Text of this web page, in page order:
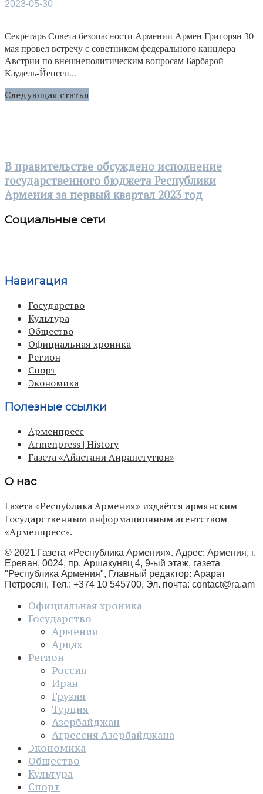
2023-05-30
Секретарь Совета безопасности Армении Армен Григорян 30
мая провел встречу с советником федерального канцлера
Австрии по внешнеполитическим вопросам Барбарой
Каудель-Йенсен...
Следующая статья
В правительстве обсуждено исполнение
государственного бюджета Республики
Армения за первый квартал 2023 год
Социальные сети
Навигация
Государство
Культура
Общество
Официальная хроника
Регион
Спорт
Экономика
Полезные ссылки
Арменпресс
Armenpress | History
Газета «Айастани Анрапетутюн»
О нас
Газета «Республика Армения» издаётся армянским
Государственным информационным агентством
«Арменпресс».
© 2021 Газета «Республика Армения». Адрес: Армения, г.
Ереван, 0024, пр. Аршакуняц 4, 9-ый этаж, газета
"Республика Армения", Главный редактор: Арарат
Петросян, Тел.: +374 10 545700, Эл. почта: contact@ra.am
Официальная хроника
Государство
Армения
Арцах
Регион
Россия
Иран
Грузия
Турция
Азербайджан
Агрессия Азербайджана
Экономика
Общество
Культура
Спорт